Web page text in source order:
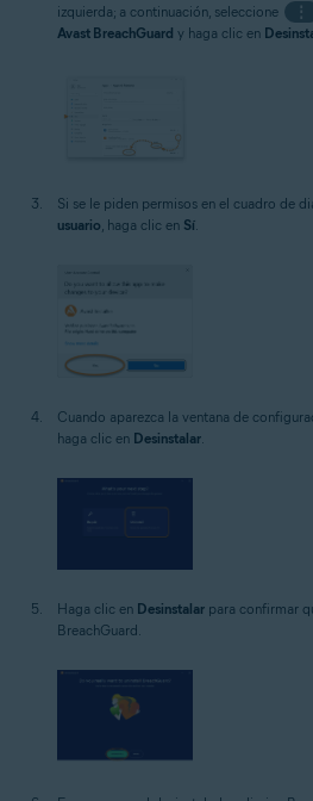
izquierda; a continuación, seleccione
⋮
Avast BreachGuard y haga clic en
Si se le piden permisos en el cuadro de
usuario, haga clic en Sí.
Cuando aparezca la ventana de
haga clic en Desinstalar.
Haga clic en Desinstalar para confirmar
BreachGuard.